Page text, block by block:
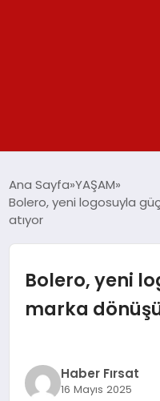
SPOR
EKONOMİ
Ana Sayfa YAŞAM
Bolero, yeni logosuyla
atıyor
Bolero, yeni
marka
Haber Fırsat
16 Mayıs 2025